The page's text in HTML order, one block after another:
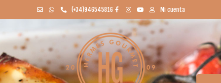
(+34)946545816 Mi cuenta